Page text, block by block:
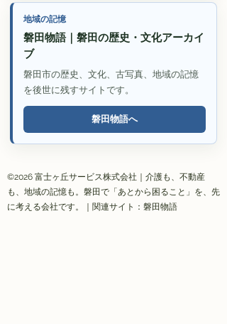
地域の記憶
磐田物語｜磐田の歴史・文化アーカイ
ブ
磐田市の歴史、文化、古写真、地域の記憶
を後世に残すサイトです。
磐田物語へ
©2026 富士ヶ丘サービス株式会社｜介護も、不動産
も、地域の記憶も。磐田で「あとから困ること」を、先
に考える会社です。｜関連サイト：磐田物語